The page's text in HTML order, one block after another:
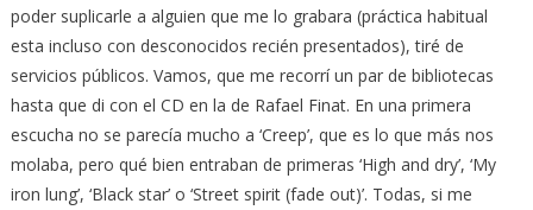
poder suplicarle a alguien que me lo grabara (práctica habitual
esta incluso con desconocidos recién presentados), tiré de
servicios públicos. Vamos, que me recorrí un par de bibliotecas
hasta que di con el CD en la de Rafael Finat. En una primera
escucha no se parecía mucho a ‘Creep’, que es lo que más nos
molaba, pero qué bien entraban de primeras ‘High and dry’, ‘My
iron lung’, ‘Black star’ o ‘Street spirit (fade out)’. Todas, si me